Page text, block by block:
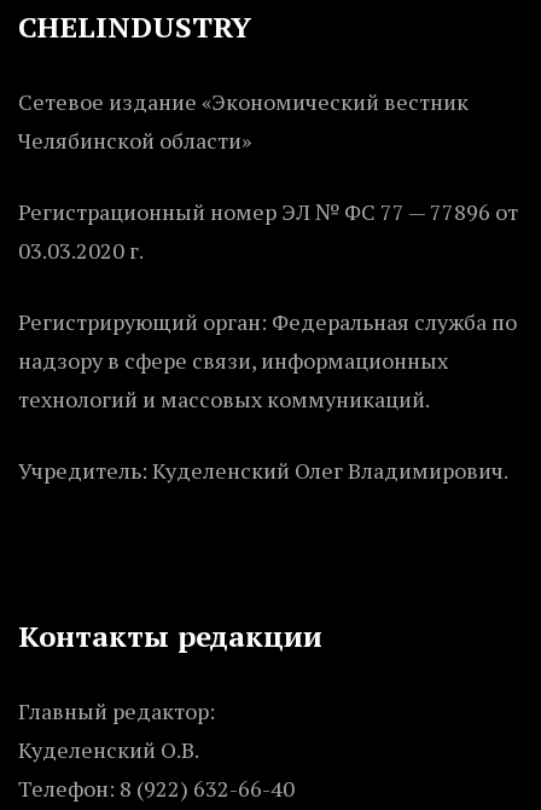
CHELINDUSTRY
Сетевое издание «Экономический вестник
Челябинской области»
Регистрационный номер ЭЛ № ФС 77 — 77896 от
03.03.2020 г.
Регистрирующий орган: Федеральная служба по
надзору в сфере связи, информационных
технологий и массовых коммуникаций.
Учредитель: Куделенский Олег Владимирович.
Контакты редакции
Главный редактор:
Куделенский О.В.
Телефон: 8 (922) 632-66-40